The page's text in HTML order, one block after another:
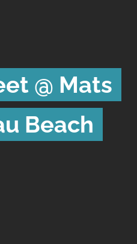
@ Mats
Beach